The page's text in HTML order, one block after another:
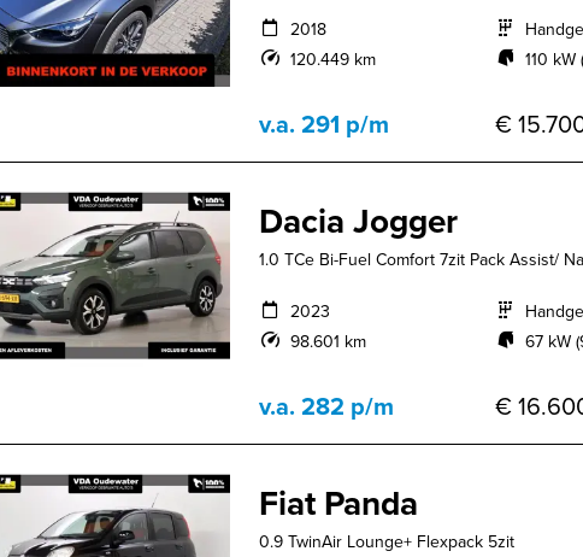
2018
120.449 km
110 kW
v.a. 291 p/m €
Dacia Jogger
1.0 TCe Bi-Fuel Comfort 7zit Pack Assist/
2023
98.601 km
67 kW
v.a. 282 p/m €
Fiat Panda
0.9 TwinAir Lounge+ Flexpack 5zit